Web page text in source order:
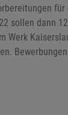
für
sollen dann
Werk